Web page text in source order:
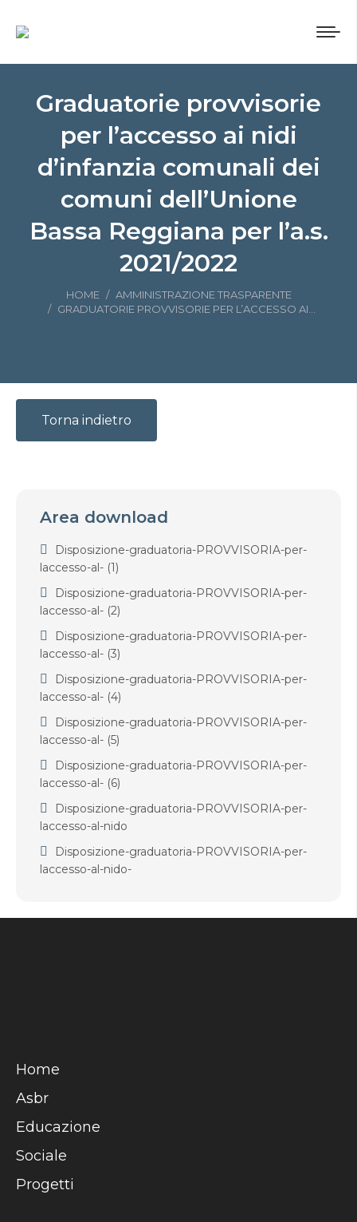
Graduatorie provvisorie
per l’accesso ai nidi
d’infanzia comunali dei
comuni dell’Unione
Bassa Reggiana per l’a.s.
2021/2022
Tu sei qui:
HOME
AMMINISTRAZIONE TRASPARENTE
GRADUATORIE PROVVISORIE PER L’ACCESSO AI…
Torna indietro
Area download
Disposizione-graduatoria-PROVVISORIA-per-
laccesso-al- (1)
Disposizione-graduatoria-PROVVISORIA-per-
laccesso-al- (2)
Disposizione-graduatoria-PROVVISORIA-per-
laccesso-al- (3)
Disposizione-graduatoria-PROVVISORIA-per-
laccesso-al- (4)
Disposizione-graduatoria-PROVVISORIA-per-
laccesso-al- (5)
Disposizione-graduatoria-PROVVISORIA-per-
laccesso-al- (6)
Disposizione-graduatoria-PROVVISORIA-per-
laccesso-al-nido
Disposizione-graduatoria-PROVVISORIA-per-
laccesso-al-nido-
Home
Asbr
Educazione
Sociale
Progetti